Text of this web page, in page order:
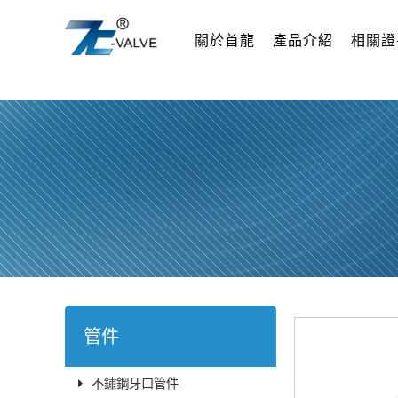
關於首龍 產品介紹 相關
管件
不鏽鋼牙口管件